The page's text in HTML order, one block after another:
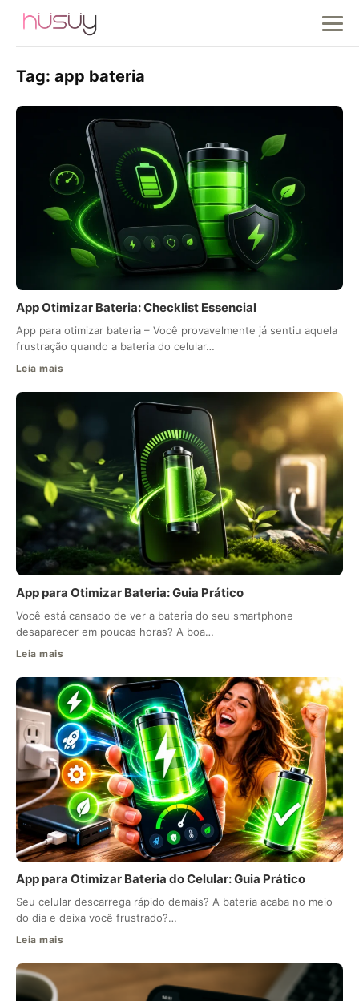
Tag: app bateria
App Otimizar Bateria: Checklist Essencial
App para otimizar bateria – Você provavelmente já sentiu aquela
frustração quando a bateria do celular…
Leia mais
App para Otimizar Bateria: Guia Prático
Você está cansado de ver a bateria do seu smartphone
desaparecer em poucas horas? A boa…
Leia mais
App para Otimizar Bateria do Celular: Guia Prático
Seu celular descarrega rápido demais? A bateria acaba no meio
do dia e deixa você frustrado?…
Leia mais